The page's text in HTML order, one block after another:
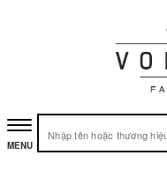
Toggle
navigation
MENU